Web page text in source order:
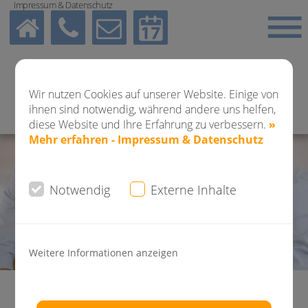
Wir nutzen Cookies auf unserer Website. Einige von
ihnen sind notwendig, während andere uns helfen,
diese Website und Ihre Erfahrung zu verbessern. »
Mehr erfahren - Impressum & Datenschutz
Notwendig Externe Inhalte
Weitere Informationen anzeigen
Impressum & Datenschutz